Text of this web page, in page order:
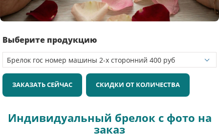
Выберите продукцию
ЗАКАЗАТЬ СЕЙЧАС СКИДКИ ОТ КОЛИЧЕСТВА
Индивидуальный брелок с фото на
заказ